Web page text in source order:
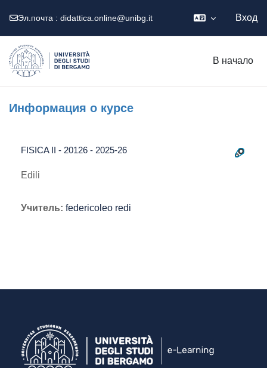
Эл.почта : didattica.online@unibg.it Вход
В начало
Информация о курсе
FISICA II - 20126 - 2025-26
Edili
Учитель: federicoleo redi